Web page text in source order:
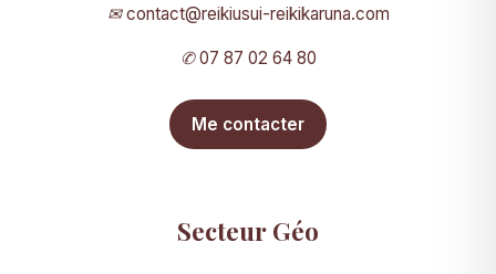
✉ contact@reikiusui-reikikaruna.com
✆ 07 87 02 64 80
Me contacter
Secteur Géo